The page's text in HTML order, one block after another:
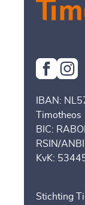
IBAN:
Timotheos
BIC:
RSIN/
KvK:
Stichting